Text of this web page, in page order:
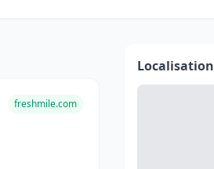
freshmile.com
Localisation